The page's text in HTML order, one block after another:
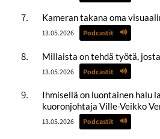
Kameran takana oma
13.05.2026 Podcastit
Millaista on tehdä työtä,
13.05.2026 Podcastit
Ihmisellä on luontainen halu
kuoronjohtaja Ville-Veikko
13.05.2026 Podcastit